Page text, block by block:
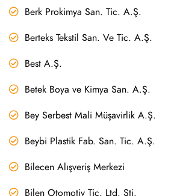
Berk Prokimya San. Tic. A.Ş.
Berteks Tekstil San. Ve Tic. A.Ş.
Best A.Ş.
Betek Boya ve Kimya San. A.Ş.
Bey Serbest Mali Müşavirlik A.Ş.
Beybi Plastik Fab. San. Tic. A.Ş.
Bilecen Alışveriş Merkezi
Bilen Otomotiv Tic. Ltd. Şti.